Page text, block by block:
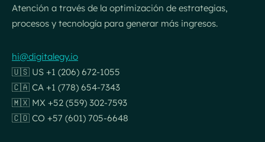
Atención a través de la optimización de estrategias,
procesos y tecnología para generar más ingresos.
hi@digitalegy.io
🇺🇸 US +1 (206) 672-1055
🇨🇦 CA +1 (778) 654-7343
🇲🇽 MX +52 (559) 302-7593
🇨🇴 CO +57 (601) 705-6648